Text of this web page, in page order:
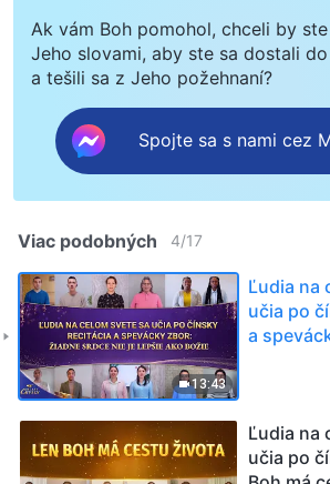
Ak vám Boh pomohol, chceli by
Jeho slovami, aby ste sa dostali
a tešili sa z Jeho požehnaní?
Spojte sa s nami cez
Viac podobných 4/17
13:43
Ľudia na
učia po
a
Ľudia na
učia po